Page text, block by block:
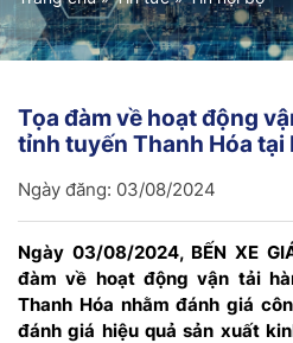
Tọa đàm về hoạt động
tỉnh tuyến Thanh Hóa tại
Ngày đăng: 03/08/2024
Ngày 03/08/2024, BẾN XE
đàm về hoạt động vận tải
Thanh Hóa nhằm đánh giá
đánh giá hiệu quả sản xuất